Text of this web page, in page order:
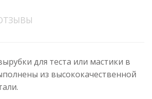
для теста или мастики в
из высококачественной